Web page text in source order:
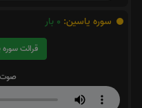
سوره یاسین: 0 بار
قرائت سوره یاسین را تقبل میکنم
صوت